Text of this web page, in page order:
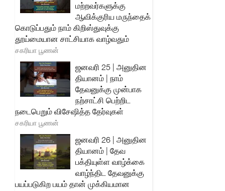
மற்றவர்களுக்கு
ஆவிக்குரிய மருந்தைக்
கொடுப்பதும் நாம் கிறிஸ்துவுக்கு
தூய்மையான சாட்சியாக வாழ்வதும்
சகரியா பூணன்
ஜனவரி 25 | அனுதின
தியானம் | நாம்
தேவனுக்கு முன்பாக
நற்சாட்சி பெற்றிட
நடைபெறும் விசேஷித்த தேர்வுகள்
சகரியா பூணன்
ஜனவரி 26 | அனுதின
தியானம் | தேவ
பக்தியுள்ள வாழ்க்கை
வாழ்ந்திட தேவனுக்கு
பயப்படுகிற பயம் தான் முக்கியமான